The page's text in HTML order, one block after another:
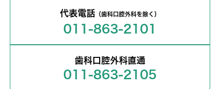
代表電話 （歯科口腔外科を除く）
011-863-2101
歯科口腔外科直通
011-863-2105